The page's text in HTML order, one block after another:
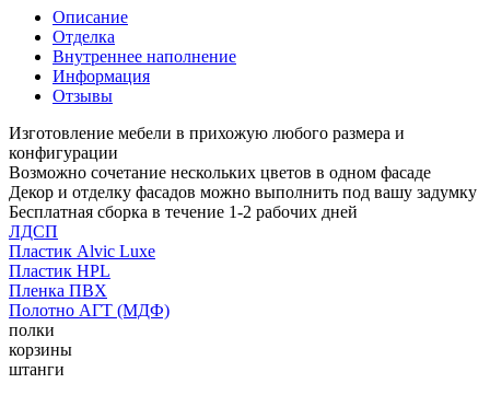
Описание
Отделка
Внутреннее наполнение
Информация
Отзывы
Изготовление мебели в прихожую любого размера и
конфигурации
Возможно сочетание нескольких цветов в одном фасаде
Декор и отделку фасадов можно выполнить под вашу задумку
Бесплатная сборка в течение 1-2 рабочих дней
ЛДСП
Пластик Alvic Luxe
Пластик HPL
Пленка ПВХ
Полотно АГТ (МДФ)
полки
корзины
штанги